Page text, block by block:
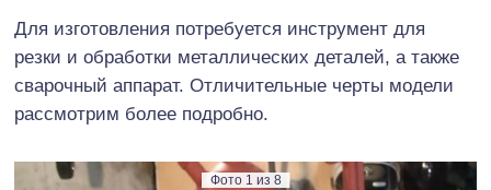
Для изготовления потребуется инструмент для
резки и обработки металлических деталей, а также
сварочный аппарат. Отличительные черты модели
рассмотрим более подробно.
Фото 1 из 8